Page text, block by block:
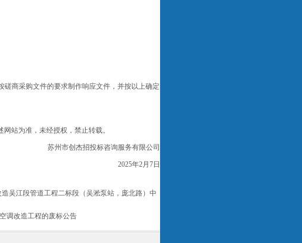
商采购文件的要求制作响应文件，并按以上确定
网站为准，未经授权，禁止转载。
苏州市创杰招投标咨询服务有限公司
2025年2月7日
吴江段管道工程二标段（吴淞泵站，庞北路）中
调改造工程的废标公告